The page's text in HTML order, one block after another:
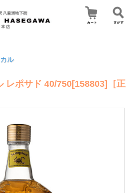
ル
レポサド 40/750[158803]［正